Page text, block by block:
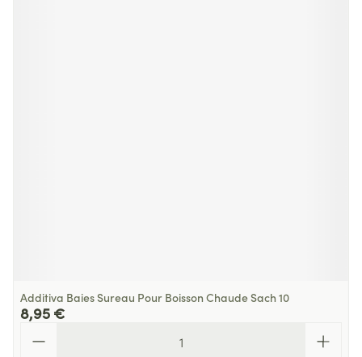
Additiva Baies Sureau Pour Boisson Chaude Sach 10
8,95 €